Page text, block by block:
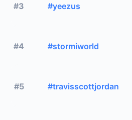
#3 #yeezus
#4 #stormiworld
#5 #travisscottjordan